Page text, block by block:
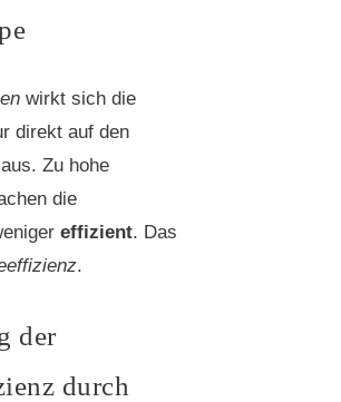
wirkt sich die
direkt auf den
Zu hohe
die
effizient. Das
.
der
durch